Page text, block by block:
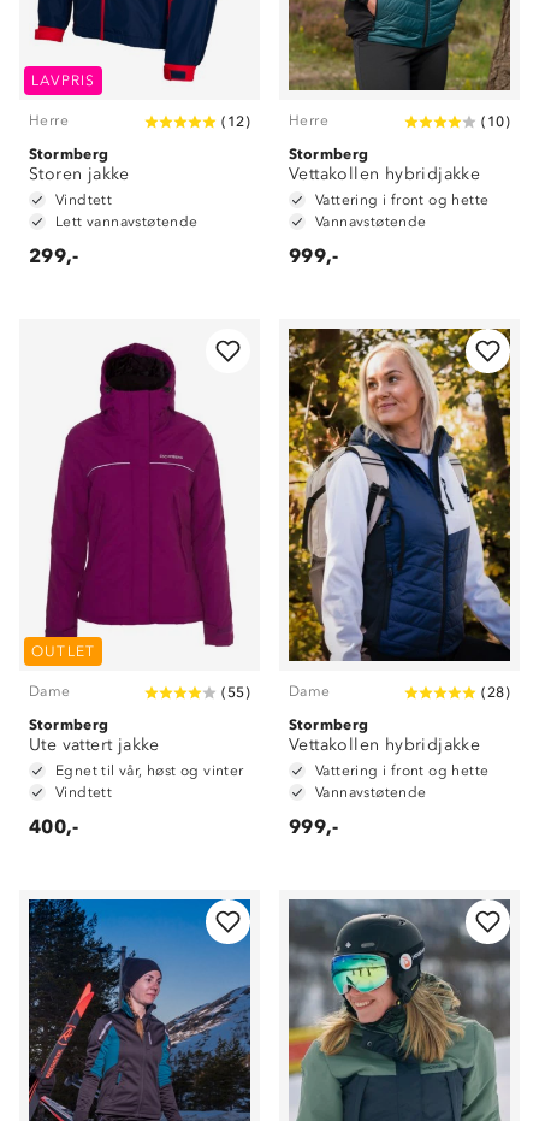
LAVPRIS
Herre ( 12)
Stormberg
Storen jakke
Vindtett
Lett vannavstøtende
299,-
Herre ( 10)
Stormberg
Vettakollen hybridjakke
Vattering i front og hette
Vannavstøtende
999,-
OUTLET
Dame (55)
Stormberg
Ute vattert jakke
Egnet til vår, høst og vinter
Vindtett
400,-
Dame (28)
Stormberg
Vettakollen hybridjakke
Vattering i front og hette
Vannavstøtende
999,-